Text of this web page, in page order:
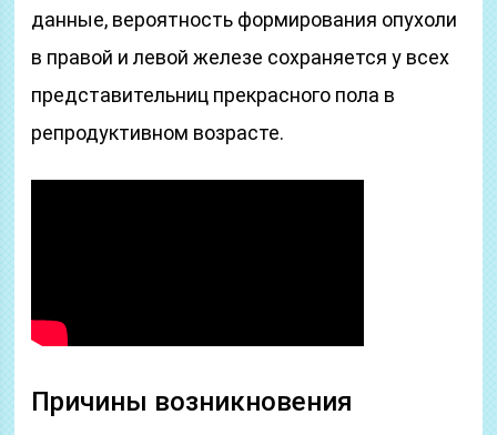
данные, вероятность формирования опухоли
в правой и левой железе сохраняется у всех
представительниц прекрасного пола в
репродуктивном возрасте.
Причины возникновения